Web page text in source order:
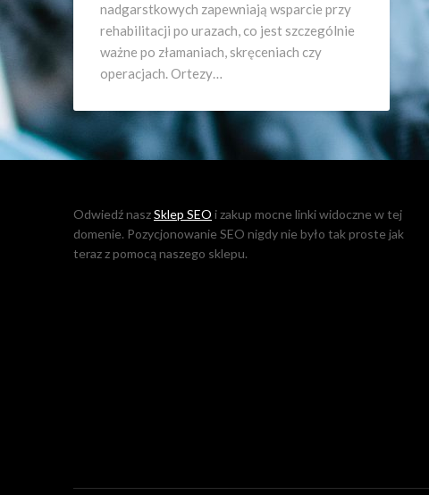
nadgarstkowych zapewniają wsparcie przy
rehabilitacji po urazach, co jest szczególnie
ważne po złamaniach, skręceniach czy
operacjach. Ortezy…
Odwiedź naszSklep SEO i zakup mocne linki widoczne w tej
domenie. Pozycjonowanie SEO nigdy nie było tak proste jak
teraz z pomocą naszego sklepu.